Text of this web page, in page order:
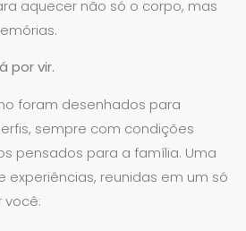
aquecer não só o corpo, mas
por vir.
foram desenhados para
sempre com condições
pensados para a família. Uma
reunidas em um só
você: